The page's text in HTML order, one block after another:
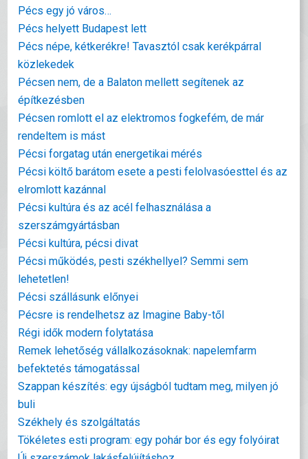
Pécs egy jó város…
Pécs helyett Budapest lett
Pécs népe, kétkerékre! Tavasztól csak kerékpárral
közlekedek
Pécsen nem, de a Balaton mellett segítenek az
építkezésben
Pécsen romlott el az elektromos fogkefém, de már
rendeltem is mást
Pécsi forgatag után energetikai mérés
Pécsi költő barátom esete a pesti felolvasóesttel és az
elromlott kazánnal
Pécsi kultúra és az acél felhasználása a
szerszámgyártásban
Pécsi kultúra, pécsi divat
Pécsi működés, pesti székhellyel? Semmi sem
lehetetlen!
Pécsi szállásunk előnyei
Pécsre is rendelhetsz az Imagine Baby-től
Régi idők modern folytatása
Remek lehetőség vállalkozásoknak: napelemfarm
befektetés támogatással
Szappan készítés: egy újságból tudtam meg, milyen jó
buli
Székhely és szolgáltatás
Tökéletes esti program: egy pohár bor és egy folyóirat